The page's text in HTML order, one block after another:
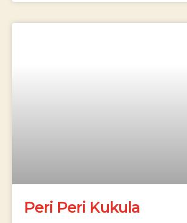
Peri Peri Kukula